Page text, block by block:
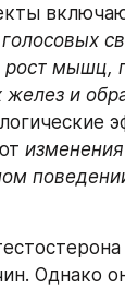
рост мышц,
желез и
Однако